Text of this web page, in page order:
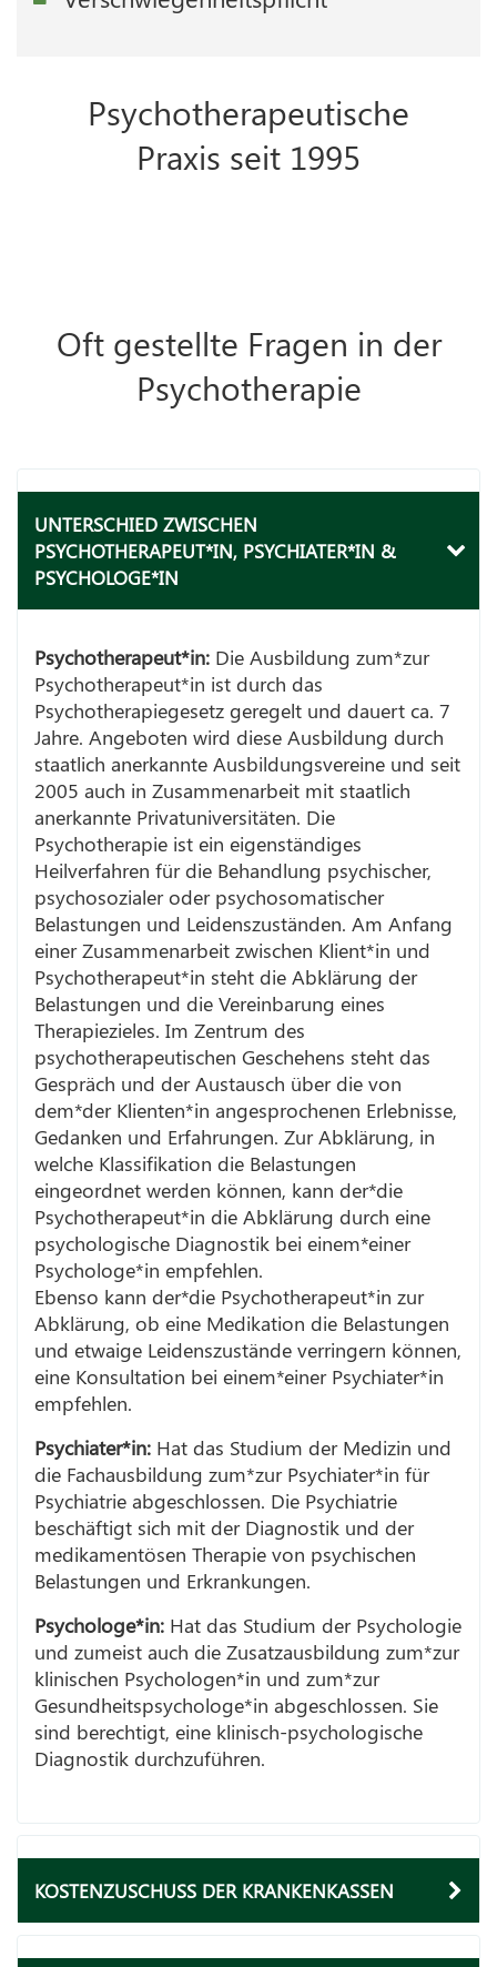
Psychotherapeutische
Praxis seit 1995
Oft gestellte Fragen in der
Psychotherapie
UNTERSCHIED ZWISCHEN
PSYCHOTHERAPEUT*IN, PSYCHIATER*IN &
PSYCHOLOGE*IN
Psychotherapeut*in: Die Ausbildung zum*zur
Psychotherapeut*in ist durch das
Psychotherapiegesetz geregelt und dauert ca. 7
Jahre. Angeboten wird diese Ausbildung durch
staatlich anerkannte Ausbildungsvereine und seit
2005 auch in Zusammenarbeit mit staatlich
anerkannte Privatuniversitäten. Die
Psychotherapie ist ein eigenständiges
Heilverfahren für die Behandlung psychischer,
psychosozialer oder psychosomatischer
Belastungen und Leidenszuständen. Am Anfang
einer Zusammenarbeit zwischen Klient*in und
Psychotherapeut*in steht die Abklärung der
Belastungen und die Vereinbarung eines
Therapiezieles. Im Zentrum des
psychotherapeutischen Geschehens steht das
Gespräch und der Austausch über die von
dem*der Klienten*in angesprochenen Erlebnisse,
Gedanken und Erfahrungen. Zur Abklärung, in
welche Klassifikation die Belastungen
eingeordnet werden können, kann der*die
Psychotherapeut*in die Abklärung durch eine
psychologische Diagnostik bei einem*einer
Psychologe*in empfehlen.
Ebenso kann der*die Psychotherapeut*in zur
Abklärung, ob eine Medikation die Belastungen
und etwaige Leidenszustände verringern können,
eine Konsultation bei einem*einer Psychiater*in
empfehlen.
Psychiater*in: Hat das Studium der Medizin und
die Fachausbildung zum*zur Psychiater*in für
Psychiatrie abgeschlossen. Die Psychiatrie
beschäftigt sich mit der Diagnostik und der
medikamentösen Therapie von psychischen
Belastungen und Erkrankungen.
Psychologe*in: Hat das Studium der Psychologie
und zumeist auch die Zusatzausbildung zum*zur
klinischen Psychologen*in und zum*zur
Gesundheitspsychologe*in abgeschlossen. Sie
sind berechtigt, eine klinisch-psychologische
Diagnostik durchzuführen.
KOSTENZUSCHUSS DER KRANKENKASSEN